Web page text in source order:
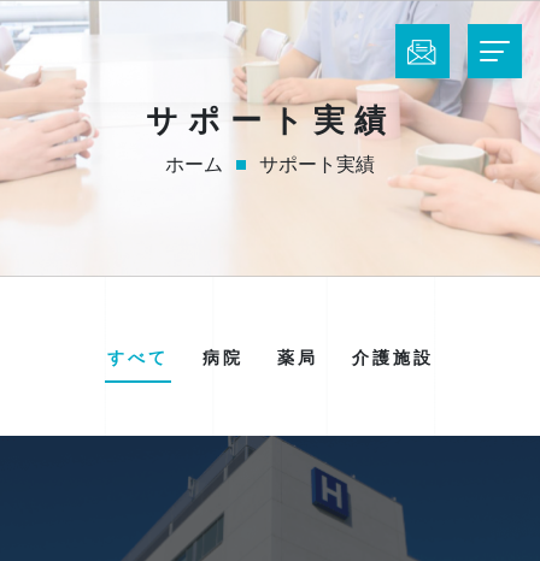
サポート実績
ホーム サポート実績
すべて 病院 薬局 介護施設